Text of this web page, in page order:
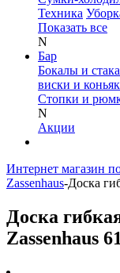
Техника
Показать все
N
Бар
Бокалы и
виски и
Стопки и
N
Акции
Интернет магазин
Zassenhaus-Доска
Доска
Zassenhaus